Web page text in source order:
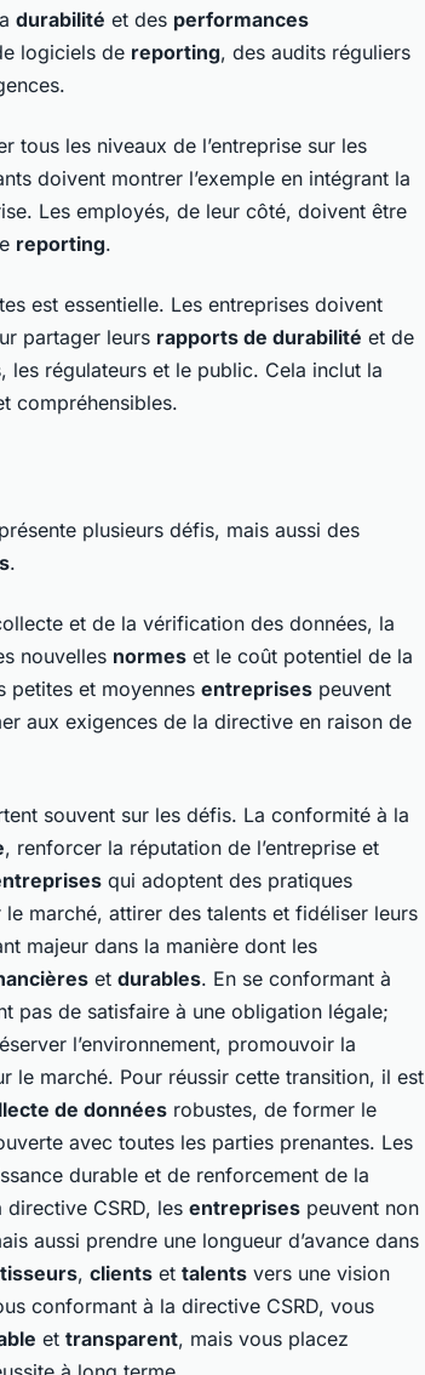
durabilité et des performances
logiciels de reporting, des audits réguliers
tous les niveaux de l’entreprise sur les
doivent montrer l’exemple en intégrant la
Les employés, de leur côté, doivent être
reporting.
est essentielle. Les entreprises doivent
partager leurs rapports de durabilité et de
les régulateurs et le public. Cela inclut la
compréhensibles.
plusieurs défis, mais aussi des
.
et de la vérification des données, la
nouvelles normes et le coût potentiel de la
petites et moyennes entreprises peuvent
aux exigences de la directive en raison de
souvent sur les défis. La conformité à la
, renforcer la réputation de l’entreprise et
qui adoptent des pratiques
marché, attirer des talents et fidéliser leurs
majeur dans la manière dont les
et durables. En se conformant à
pas de satisfaire à une obligation légale;
l’environnement, promouvoir la
le marché. Pour réussir cette transition, il est
de données robustes, de former le
avec toutes les parties prenantes. Les
durable et de renforcement de la
CSRD, les entreprises peuvent non
aussi prendre une longueur d’avance dans
, clients et talents vers une vision
conformant à la directive CSRD, vous
et transparent, mais vous placez